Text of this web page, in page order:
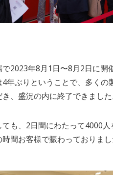
2023年8月1日〜8月2日に開
年ぶりということで、多く
、盛況の内に終了できまし
も、2日間にわたって4000
間お客様で賑わっておりまし